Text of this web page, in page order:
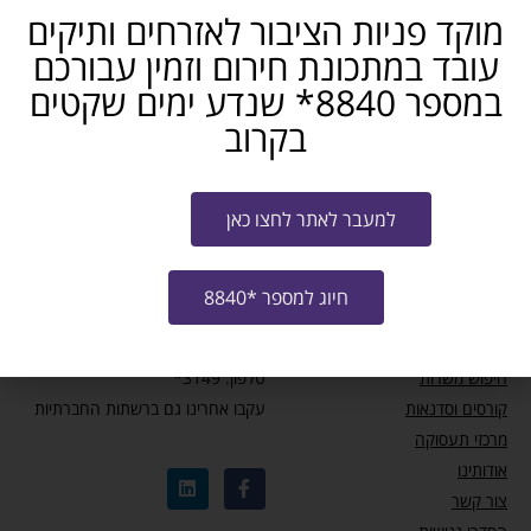
מידע ומאמרים
עדכון זכאות לחל”ת – מבצע שאגת הארי
המוקד לאזרחים ותיקים: כדאי להכיר
תכנית למתן שוברים לקבלת הכשרה מקצועית
חיפוש משרות
קורסים וסדנאות
מרכזי תעסוקה
אודותינו
צור קשר
צרו קשר
טלפון: 3149*
עקבו אחרינו גם ברשתות החברתיות
מוקד פניות הציבור לאזרחים ותיקים
עובד במתכונת חירום וזמין עבורכם
במספר 8840* שנדע ימים שקטים
בקרוב
למעבר לאתר לחצו כאן
חיוג למספר *8840